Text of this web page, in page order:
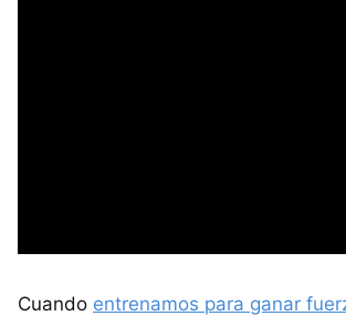
Cuando entrenamos para ganar